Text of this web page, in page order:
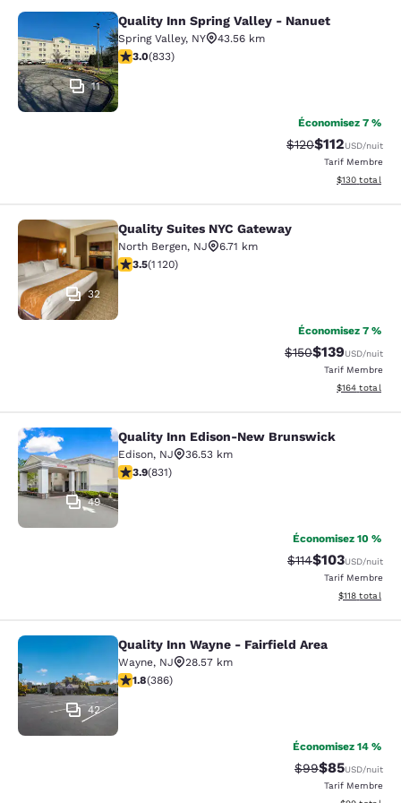
Quality Inn Spring Valley - Nanuet
11
Quality Inn Spring Valley - Nanuet
Spring Valley, NY
43.56 km
3 étoiles. Moyen. 833 commentaires
3.0(833)
Économisez 7 %
Tarif barré :
$120Tarif réduit :
$112USD/nuit
Tarif Membre
Afficher les
$130 total
Quality Suites NYC Gateway
32
Quality Suites NYC Gateway
North Bergen, NJ
6.71 km
3.54 étoiles. Bien. 1120 commentaires
3.5(1 120)
Économisez 7 %
Tarif barré :
$150Tarif réduit :
$139USD/nuit
Tarif Membre
Afficher les
$164 total
Quality Inn Edison-New Brunswick
49
Quality Inn Edison-New Brunswick
Edison, NJ
36.53 km
3.89 étoiles. Bien. 831 commentaires
3.9(831)
Économisez 10 %
Tarif barré :
$114Tarif réduit :
$103USD/nuit
Tarif Membre
Afficher les
$118 total
Quality Inn Wayne - Fairfield Area
42
Quality Inn Wayne - Fairfield Area
Wayne, NJ
28.57 km
1.75 étoiles. Moyen. 386 commentaires
1.8(386)
Économisez 14 %
Tarif barré :
$99Tarif réduit :
$85USD/nuit
Tarif Membre